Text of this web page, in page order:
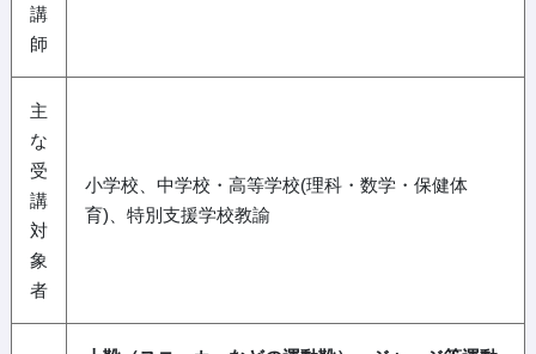
講
師
主
な
受
講
対
象
者
小学校、中学校・高等学校(理科・数学・保健体
育)、特別支援学校教諭